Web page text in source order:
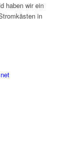
haben wir ein
in